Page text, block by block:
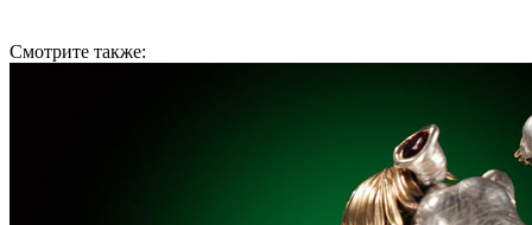
Смотрите также: